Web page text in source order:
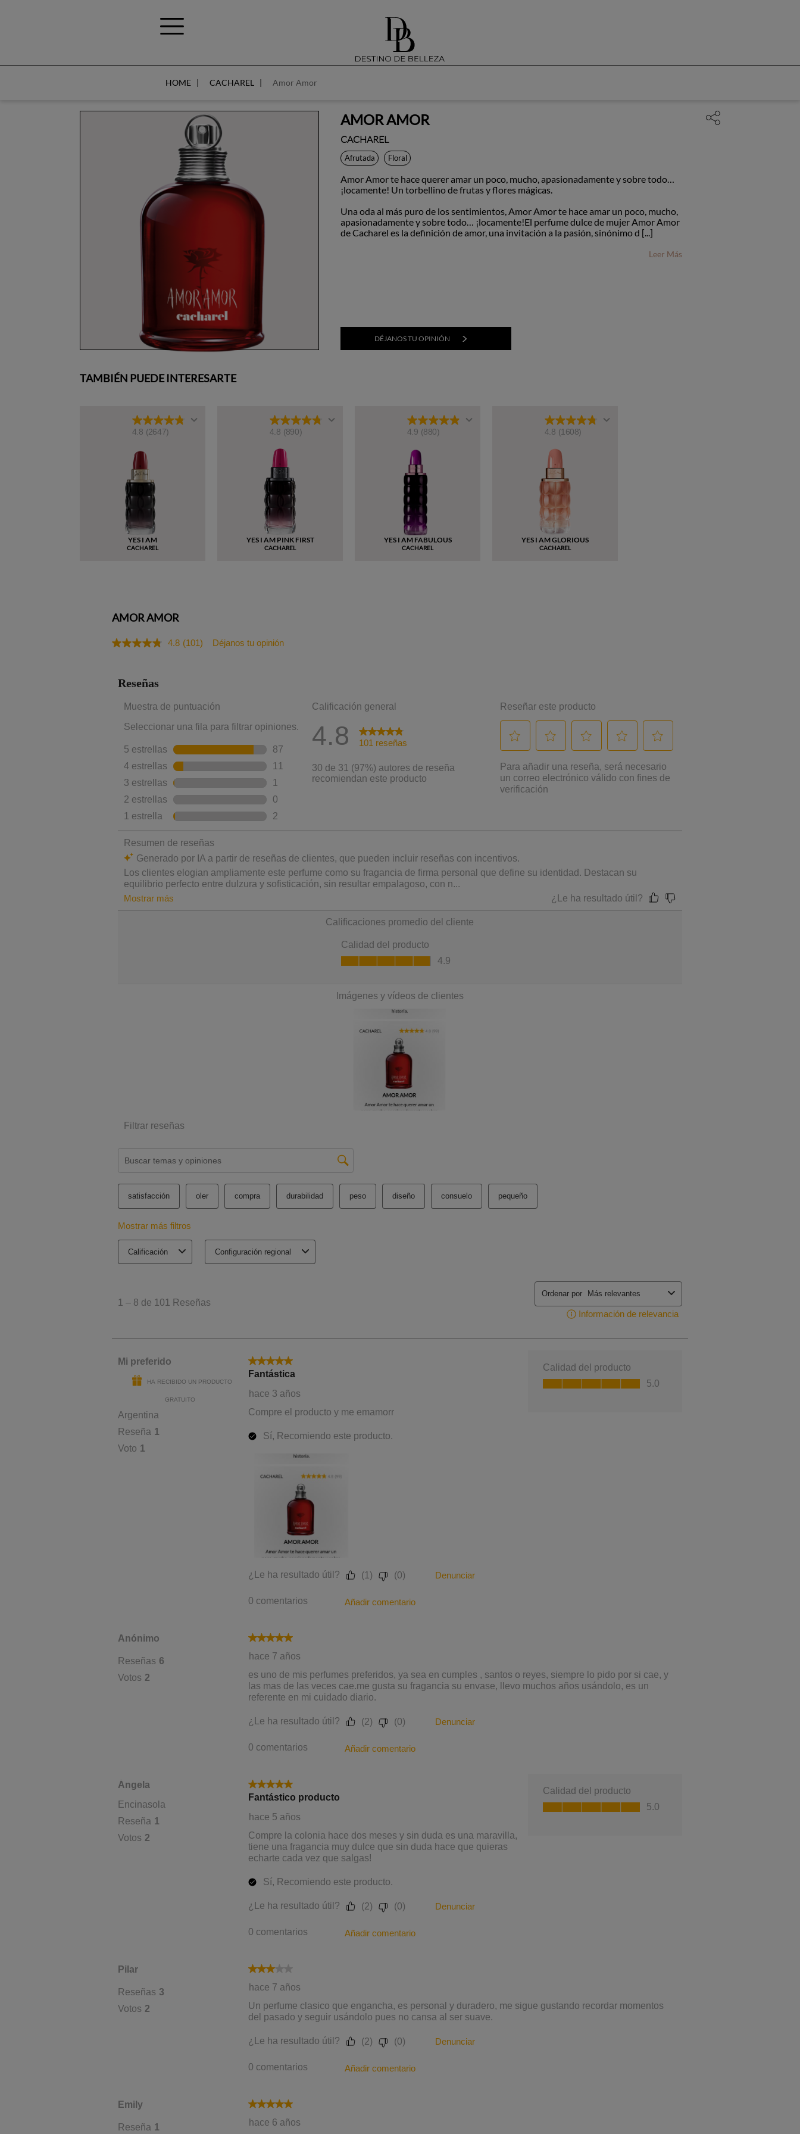
HOME CACHAREL Amor Amor
AMOR AMOR
CACHAREL
Afrutada Floral
Amor Amor te hace querer amar un poco, mucho, apasionadamente y sobre todo…
¡locamente! Un torbellino de frutas y flores mágicas.
Una oda al más puro de los sentimientos, Amor Amor te hace amar un poco, mucho,
apasionadamente y sobre todo… ¡locamente!El perfume dulce de mujer Amor Amor
de Cacharel es la definición de amor, una invitación a la pasión, sinónimo d [...]
Leer Más
DÉJANOS TU OPINIÓN
TAMBIÉN PUEDE INTERESARTE
4.8 (2647)
YES I AM
CACHAREL
4.8 (890)
YES I AM PINK FIRST
CACHAREL
4.9 (880)
YES I AM FABULOUS
CACHAREL
4.8 (1608)
YES I AM GLORIOUS
CACHAREL
AMOR AMOR
4.8 Lea
misma
página.
(101) Déjanos tu opinión